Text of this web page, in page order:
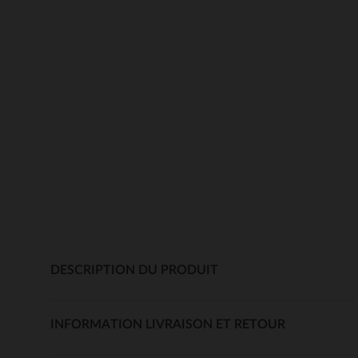
DESCRIPTION DU PRODUIT
INFORMATION LIVRAISON ET RETOUR